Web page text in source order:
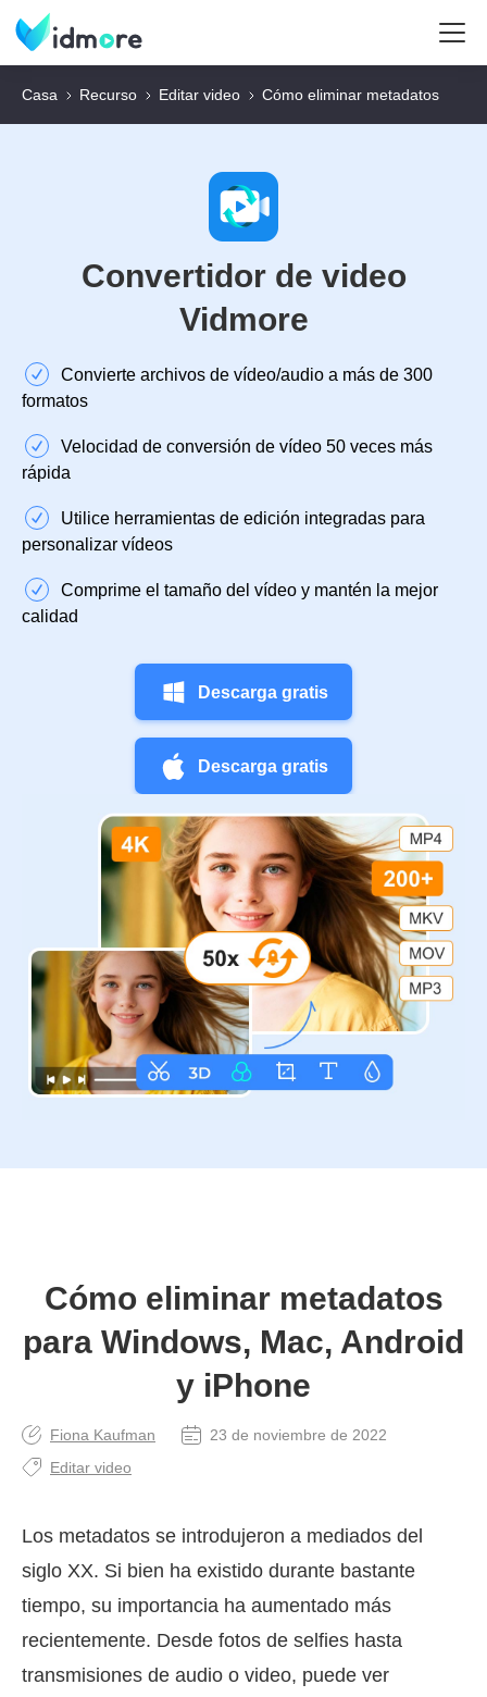
Casa Recurso Editar video Cómo eliminar metadatos
Convertidor de video
Vidmore
Convierte archivos de vídeo/audio a más de 300
formatos
Velocidad de conversión de vídeo 50 veces más
rápida
Utilice herramientas de edición integradas para
personalizar vídeos
Comprime el tamaño del vídeo y mantén la mejor
calidad
Descarga gratis
Descarga gratis
Cómo eliminar metadatos
para Windows, Mac, Android
y iPhone
Fiona Kaufman
23 de noviembre de 2022
Editar video
Los metadatos se introdujeron a mediados del
siglo XX. Si bien ha existido durante bastante
tiempo, su importancia ha aumentado más
recientemente. Desde fotos de selfies hasta
transmisiones de audio o video, puede ver